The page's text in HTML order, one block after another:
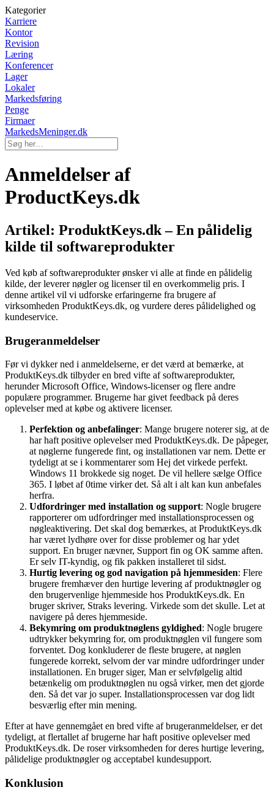
Kategorier
Karriere
Kontor
Revision
Læring
Konferencer
Lager
Lokaler
Markedsføring
Penge
Firmaer
MarkedsMeninger.dk
Anmeldelser af
ProductKeys.dk
Artikel: ProduktKeys.dk – En pålidelig
kilde til softwareprodukter
Ved køb af softwareprodukter ønsker vi alle at finde en pålidelig
kilde, der leverer nøgler og licenser til en overkommelig pris. I
denne artikel vil vi udforske erfaringerne fra brugere af
virksomheden ProduktKeys.dk, og vurdere deres pålidelighed og
kundeservice.
Brugeranmeldelser
Før vi dykker ned i anmeldelserne, er det værd at bemærke, at
ProduktKeys.dk tilbyder en bred vifte af softwareprodukter,
herunder Microsoft Office, Windows-licenser og flere andre
populære programmer. Brugerne har givet feedback på deres
oplevelser med at købe og aktivere licenser.
Perfektion og anbefalinger: Mange brugere noterer sig, at de
har haft positive oplevelser med ProduktKeys.dk. De påpeger,
at nøglerne fungerede fint, og installationen var nem. Dette er
tydeligt at se i kommentarer som Hej det virkede perfekt.
Windows 11 brokkede sig noget. De vil hellere sælge Office
365. I løbet af 0time virker det. Så alt i alt kan kun anbefales
herfra.
Udfordringer med installation og support: Nogle brugere
rapporterer om udfordringer med installationsprocessen og
nøgleaktivering. Det skal dog bemærkes, at ProduktKeys.dk
har været lydhøre over for disse problemer og har ydet
support. En bruger nævner, Support fin og OK samme aften.
Er selv IT-kyndig, og fik pakken installeret til sidst.
Hurtig levering og god navigation på hjemmesiden: Flere
brugere fremhæver den hurtige levering af produktnøgler og
den brugervenlige hjemmeside hos ProduktKeys.dk. En
bruger skriver, Straks levering. Virkede som det skulle. Let at
navigere på deres hjemmeside.
Bekymring om produktnøglens gyldighed: Nogle brugere
udtrykker bekymring for, om produktnøglen vil fungere som
forventet. Dog konkluderer de fleste brugere, at nøglen
fungerede korrekt, selvom der var mindre udfordringer under
installationen. En bruger siger, Man er selvfølgelig altid
betænkelig om produktnøglen nu også virker, men det gjorde
den. Så det var jo super. Installationsprocessen var dog lidt
besværlig efter min mening.
Efter at have gennemgået en bred vifte af brugeranmeldelser, er det
tydeligt, at flertallet af brugerne har haft positive oplevelser med
ProduktKeys.dk. De roser virksomheden for deres hurtige levering,
pålidelige produktnøgler og acceptabel kundesupport.
Konklusion